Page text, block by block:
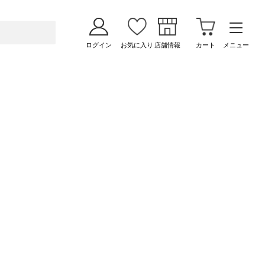
ログイン お気に入り 店舗情報 カート メニュー